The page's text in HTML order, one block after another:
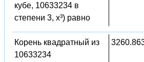
кубе, 10633234 в
степени 3, x³) равно
Корень квадратный из
10633234